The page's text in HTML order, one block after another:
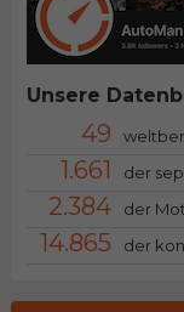
Unsere
49
1.661 der
2.384 der
14.865 der